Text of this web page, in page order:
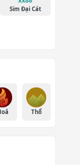
Sim Đại Cát
Thổ